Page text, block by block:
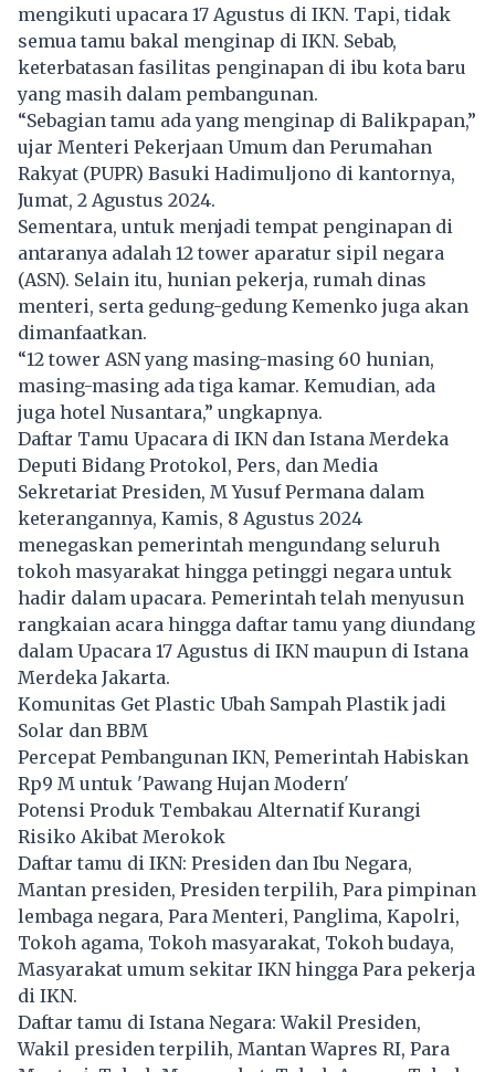
mengikuti upacara 17 Agustus di IKN. Tapi, tidak
semua tamu bakal menginap di IKN. Sebab,
keterbatasan fasilitas penginapan di ibu kota baru
yang masih dalam pembangunan.
“Sebagian tamu ada yang menginap di Balikpapan,”
ujar Menteri Pekerjaan Umum dan Perumahan
Rakyat (PUPR) Basuki Hadimuljono di kantornya,
Jumat, 2 Agustus 2024.
Sementara, untuk menjadi tempat penginapan di
antaranya adalah 12 tower aparatur sipil negara
(ASN). Selain itu, hunian pekerja, rumah dinas
menteri, serta gedung-gedung Kemenko juga akan
dimanfaatkan.
“12 tower ASN yang masing-masing 60 hunian,
masing-masing ada tiga kamar. Kemudian, ada
juga hotel Nusantara,” ungkapnya.
Daftar Tamu Upacara di IKN dan Istana Merdeka
Deputi Bidang Protokol, Pers, dan Media
Sekretariat Presiden, M Yusuf Permana dalam
keterangannya, Kamis, 8 Agustus 2024
menegaskan pemerintah mengundang seluruh
tokoh masyarakat hingga petinggi negara untuk
hadir dalam upacara. Pemerintah telah menyusun
rangkaian acara hingga daftar tamu yang diundang
dalam Upacara 17 Agustus di IKN maupun di Istana
Merdeka Jakarta.
Komunitas Get Plastic Ubah Sampah Plastik jadi
Solar dan BBM
Percepat Pembangunan IKN, Pemerintah Habiskan
Rp9 M untuk 'Pawang Hujan Modern'
Potensi Produk Tembakau Alternatif Kurangi
Risiko Akibat Merokok
Daftar tamu di IKN: Presiden dan Ibu Negara,
Mantan presiden, Presiden terpilih, Para pimpinan
lembaga negara, Para Menteri, Panglima, Kapolri,
Tokoh agama, Tokoh masyarakat, Tokoh budaya,
Masyarakat umum sekitar IKN hingga Para pekerja
di IKN.
Daftar tamu di Istana Negara: Wakil Presiden,
Wakil presiden terpilih, Mantan Wapres RI, Para